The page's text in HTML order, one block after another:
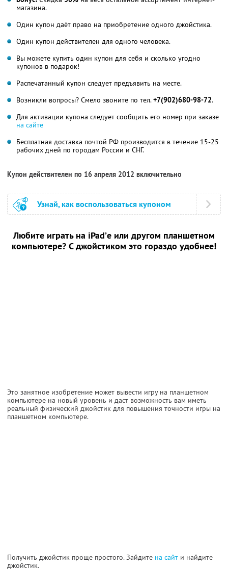
магазина.
Один купон даёт право на приобретение одного джойстика.
Один купон действителен для одного человека.
Вы можете купить один купон для себя и сколько угодно
купонов в подарок!
Распечатанный купон следует предъявить на месте.
Возникли вопросы? Смело звоните по тел.+7(902)680-98-72.
Для активации купона следует сообщить его номер при заказе
на сайте
Бесплатная доставка почтой РФ производится в течение 15-25
рабочих дней по городам России и СНГ.
Купон действителен по 16 апреля 2012 включительно
Узнай, как воспользоваться купоном
Любите играть на iPad’е или другом планшетном
компьютере? С джойстиком это гораздо удобнее!
Это занятное изобретение может вывести игру на планшетном
компьютере на новый уровень и даст возможность вам иметь
реальный физический джойстик для повышения точности игры на
планшетном компьютере.
Получить джойстик проще простого. Зайдите на сайт и найдите
джойстик.